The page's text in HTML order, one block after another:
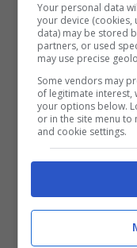
rapporto
moglie
Ospite di
Francesco
suo
qualche tempo
Sarcina rivelerà
Your personal data
your device
data) may be stored
partners, or used
may use precise
Some vendors may
of legitimate interest,
your options below.
or in the site menu to
and cookie settings.